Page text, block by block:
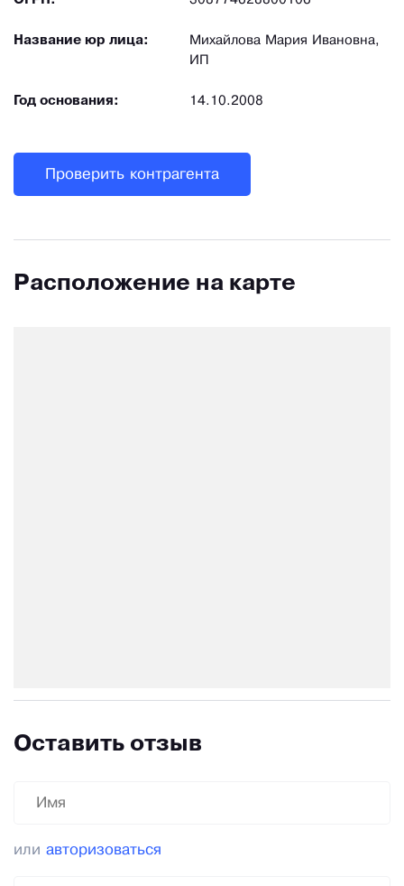
Название юр лица:
Михайлова Мария Ивановна,
ИП
Год основания: 14.10.2008
Проверить контрагента
Расположение на карте
Оставить отзыв
или авторизоваться